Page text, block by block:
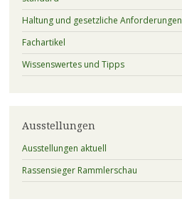
Haltung und gesetzliche Anforderungen
Fachartikel
Wissenswertes und Tipps
Ausstellungen
Ausstellungen aktuell
Rassensieger Rammlerschau